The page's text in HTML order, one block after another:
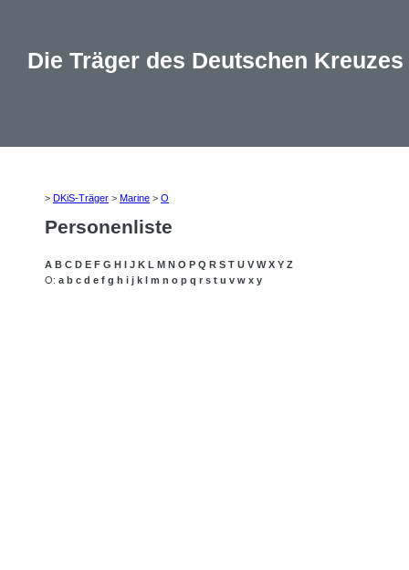
Die Träger des Deutschen Kreuzes
> DKiS-Träger > Marine > O
Personenliste
A B C D E F G H I J K L M N O P Q R S T U V W X Y Z
O: a b c d e f g h i j k l m n o p q r s t u v w x y